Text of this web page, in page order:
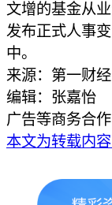
文增的基金从
发布正式人事
中。
来源：第一财经
编辑：张嘉怡
广告等商务合作
本文为转载内